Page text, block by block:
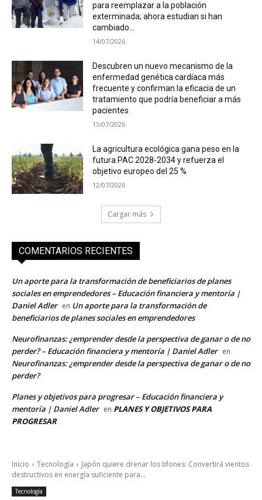
para reemplazar a la población
exterminada; ahora estudian si han
cambiado...
14/07/2026
Descubren un nuevo mecanismo de la
enfermedad genética cardíaca más
frecuente y confirman la eficacia de un
tratamiento que podría beneficiar a más
pacientes
13/07/2026
La agricultura ecológica gana peso en la
futura PAC 2028-2034 y refuerza el
objetivo europeo del 25 %
12/07/2026
Cargar más
COMENTARIOS RECIENTES
Un aporte para la transformación de beneficiarios de planes
sociales en emprendedores – Educación financiera y mentoría |
Daniel Adler en Un aporte para la transformación de
beneficiarios de planes sociales en emprendedores
Neurofinanzas: ¿emprender desde la perspectiva de ganar o de no
perder? – Educación financiera y mentoría | Daniel Adler en
Neurofinanzas: ¿emprender desde la perspectiva de ganar o de no
perder?
Planes y objetivos para progresar – Educación financiera y
mentoría | Daniel Adler en PLANES Y OBJETIVOS PARA
PROGRESAR